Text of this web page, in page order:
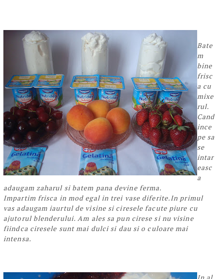
Bate
m
bine
frisc
a cu
mixe
rul.
Cand
ince
pe sa
se
intar
easc
a
adaugam zaharul si batem pana devine ferma.
Impartim frisca in mod egal in trei vase diferite.In primul
vas adaugam iaurtul de visine si ciresele facute piure cu
ajutorul blenderului. Am ales sa pun cirese si nu visine
fiindca ciresele sunt mai dulci si dau si o culoare mai
intensa.